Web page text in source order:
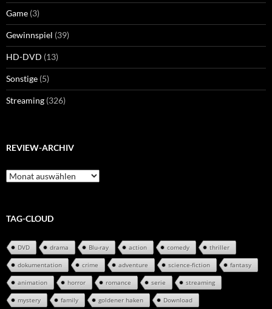
Game (3)
Gewinnspiel (39)
HD-DVD (13)
Sonstige (5)
Streaming (326)
REVIEW-ARCHIV
Review-
Archiv
TAG-CLOUD
DVD drama Blu-ray action comedy thriller
dokumentation crime adventure science-fiction fantasy
animation horror romance serie streaming
mystery family goldener haken Download